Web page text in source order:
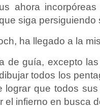
ahora
siga
ha llegado a la
de guía, excepto
todos los
lograr que todos
el infierno en busca